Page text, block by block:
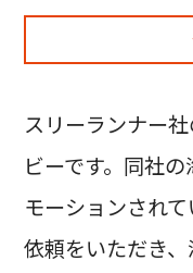
スリーランナー
ビーです。同社
モーションされ
依頼をいただき